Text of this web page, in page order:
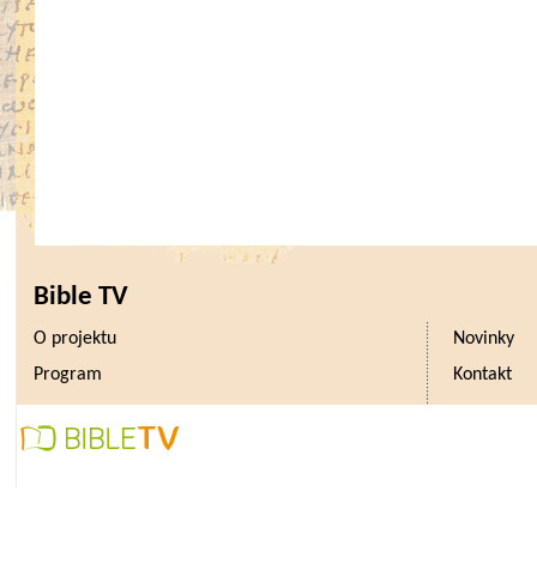
Bible TV
O projektu
Novinky
Program
Kontakt